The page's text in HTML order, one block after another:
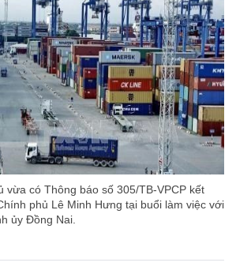
vừa có Thông báo số 305/TB-VPCP kết
phủ Lê Minh Hưng tại buổi làm việc với
ủy Đồng Nai.